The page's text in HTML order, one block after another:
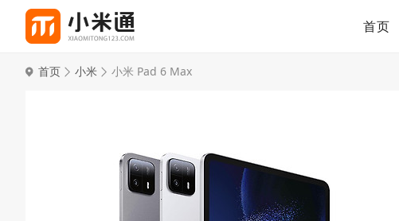
首页
首页 小米 小米 Pad 6 Max